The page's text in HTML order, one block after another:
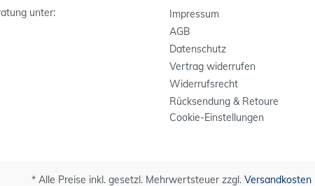
unter:
Impressum
AGB
Datenschutz
Vertrag widerrufen
Widerrufsrecht
Rücksendung & Retoure
Cookie-Einstellungen
* Alle Preise inkl. gesetzl. Mehrwertsteuer zzgl. Versandkosten